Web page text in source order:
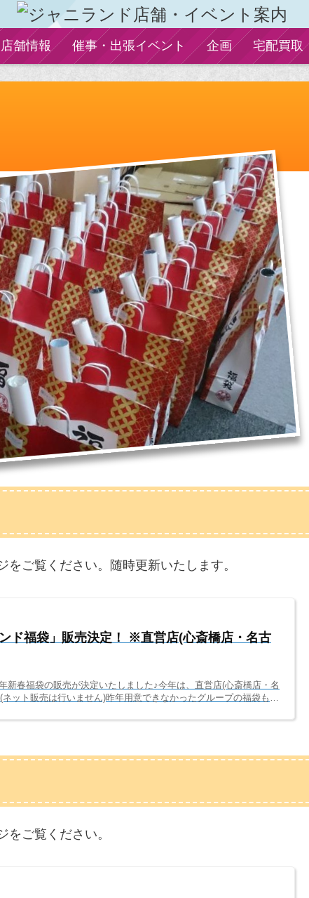
店舗情報 催事・出張イベント 企画 宅配買取
ご覧ください。随時更新いたします。
ド福袋」販売決定！ ※直営店(心斎橋店・名古
新春福袋の販売が決定いたしました♪今年は、直営店(心斎橋店・名
ット販売は行いません)昨年用意できなかったグループの福袋も今
ジャニランド新春福袋は、以下日程で販売いたします。店舗販売
ご覧ください。